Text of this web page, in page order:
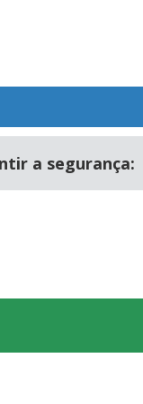
a segurança: